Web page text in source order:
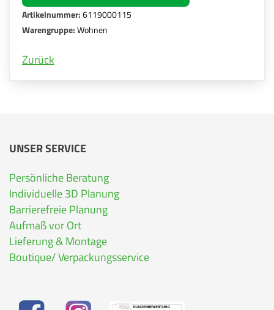
Artikelnummer:6119000115
Warengruppe:Wohnen
Zurück
UNSER SERVICE
Persönliche Beratung
Individuelle 3D Planung
Barrierefreie Planung
Aufmaß vor Ort
Lieferung & Montage
Boutique/ Verpackungsservice